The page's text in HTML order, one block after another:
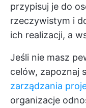
przypisuj je do
rzeczywistym i
ich realizacji, a
Jeśli nie masz
celów, zapoznaj
zarządzania
organizacje